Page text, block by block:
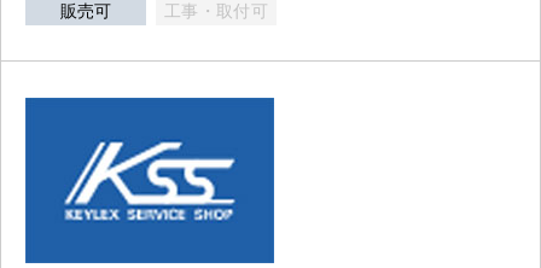
販売可 工事・取付可